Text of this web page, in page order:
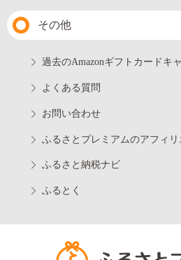
その他
過去のAmazonギフトカードキ
よくある質問
お問い合わせ
ふるさとプレミアムのアフィリ
ふるさと納税ナビ
ふるとく